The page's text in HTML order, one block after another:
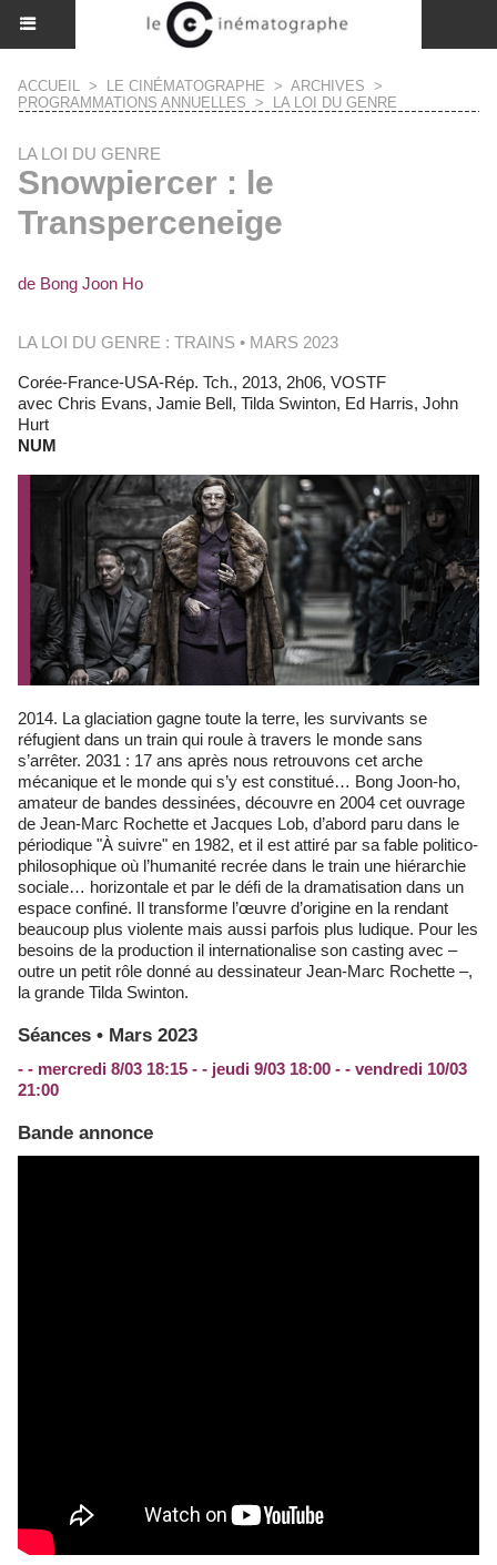
ACCUEIL > LE CINÉMATOGRAPHE > ARCHIVES >
PROGRAMMATIONS ANNUELLES > LA LOI DU GENRE
LA LOI DU GENRE
Snowpiercer : le
Transperceneige
de Bong Joon Ho
LA LOI DU GENRE : TRAINS • MARS 2023
Corée-France-USA-Rép. Tch., 2013, 2h06, VOSTF
avec Chris Evans, Jamie Bell, Tilda Swinton, Ed Harris, John
Hurt
NUM
2014. La glaciation gagne toute la terre, les survivants se
réfugient dans un train qui roule à travers le monde sans
s’arrêter. 2031 : 17 ans après nous retrouvons cet arche
mécanique et le monde qui s’y est constitué… Bong Joon-ho,
amateur de bandes dessinées, découvre en 2004 cet ouvrage
de Jean-Marc Rochette et Jacques Lob, d’abord paru dans le
périodique "À suivre" en 1982, et il est attiré par sa fable politico-
philosophique où l’humanité recrée dans le train une hiérarchie
sociale… horizontale et par le défi de la dramatisation dans un
espace confiné. Il transforme l’œuvre d’origine en la rendant
beaucoup plus violente mais aussi parfois plus ludique. Pour les
besoins de la production il internationalise son casting avec –
outre un petit rôle donné au dessinateur Jean-Marc Rochette –,
la grande Tilda Swinton.
Séances • Mars 2023
- - mercredi 8/03 18:15 - - jeudi 9/03 18:00 - - vendredi 10/03
21:00
Bande annonce